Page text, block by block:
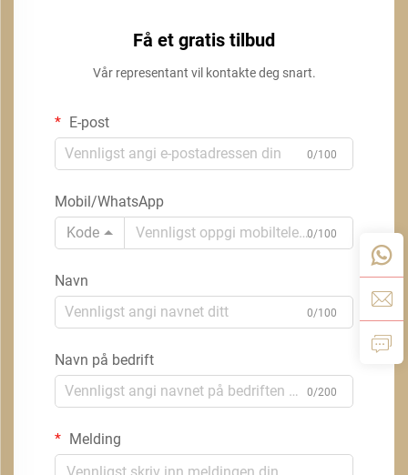
Få et gratis tilbud
Vår representant vil kontakte deg snart.
E-post
0/100
Mobil/WhatsApp
Kode
0/100
Navn
0/100
Navn på bedrift
0/200
Melding